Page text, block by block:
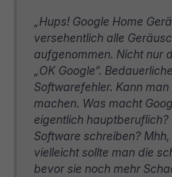
„Hups! Google Home
versehentlich alle
aufgenommen. Nicht nur
„OK Google“.
Softwarefehler. Kann man
machen. Was macht
eigentlich hauptberuflich?
Software schreiben? Mhh,
vielleicht sollte man die
bevor sie noch mehr